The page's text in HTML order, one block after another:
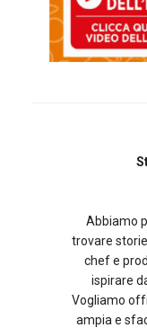
Abbiamo
trovare
chef e
ispirare
Vogliamo
ampia e